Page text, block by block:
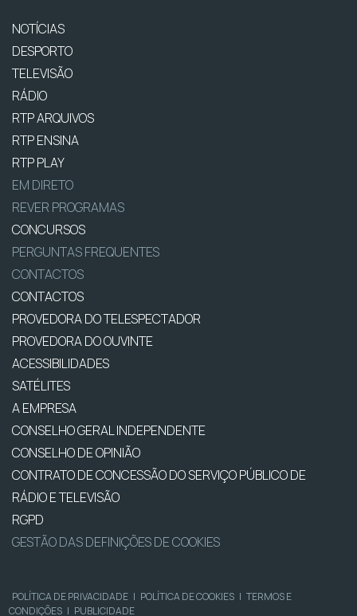
NOTÍCIAS
DESPORTO
TELEVISÃO
RÁDIO
RTP ARQUIVOS
RTP ENSINA
RTP PLAY
EM DIRETO
REVER PROGRAMAS
CONCURSOS
PERGUNTAS FREQUENTES
CONTACTOS
CONTACTOS
PROVEDORA DO TELESPECTADOR
PROVEDORA DO OUVINTE
ACESSIBILIDADES
SATÉLITES
A EMPRESA
CONSELHO GERAL INDEPENDENTE
CONSELHO DE OPINIÃO
CONTRATO DE CONCESSÃO DO SERVIÇO PÚBLICO DE
RÁDIO E TELEVISÃO
RGPD
GESTÃO DAS DEFINIÇÕES DE COOKIES
POLÍTICA DE PRIVACIDADE | POLÍTICA DE COOKIES | TERMOS E
CONDIÇÕES | PUBLICIDADE